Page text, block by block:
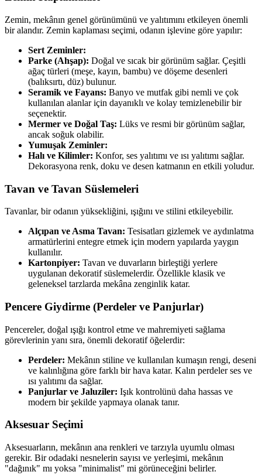
Zemin, mekânın genel görünümünü ve yalıtımını etkileyen önemli
bir alandır. Zemin kaplaması seçimi, odanın işlevine göre yapılır:
Sert Zeminler:
Parke (Ahşap): Doğal ve sıcak bir görünüm sağlar. Çeşitli
ağaç türleri (meşe, kayın, bambu) ve döşeme desenleri
(balıksırtı, düz) bulunur.
Seramik ve Fayans: Banyo ve mutfak gibi nemli ve çok
kullanılan alanlar için dayanıklı ve kolay temizlenebilir bir
seçenektir.
Mermer ve Doğal Taş: Lüks ve resmi bir görünüm sağlar,
ancak soğuk olabilir.
Yumuşak Zeminler:
Halı ve Kilimler: Konfor, ses yalıtımı ve ısı yalıtımı sağlar.
Dekorasyona renk, doku ve desen katmanın en etkili yoludur.
Tavan ve Tavan Süslemeleri
Tavanlar, bir odanın yüksekliğini, ışığını ve stilini etkileyebilir.
Alçıpan ve Asma Tavan: Tesisatları gizlemek ve aydınlatma
armatürlerini entegre etmek için modern yapılarda yaygın
kullanılır.
Kartonpiyer: Tavan ve duvarların birleştiği yerlere
uygulanan dekoratif süslemelerdir. Özellikle klasik ve
geleneksel tarzlarda mekâna zenginlik katar.
Pencere Giydirme (Perdeler ve Panjurlar)
Pencereler, doğal ışığı kontrol etme ve mahremiyeti sağlama
görevlerinin yanı sıra, önemli dekoratif öğelerdir:
Perdeler: Mekânın stiline ve kullanılan kumaşın rengi, deseni
ve kalınlığına göre farklı bir hava katar. Kalın perdeler ses ve
ısı yalıtımı da sağlar.
Panjurlar ve Jaluziler: Işık kontrolünü daha hassas ve
modern bir şekilde yapmaya olanak tanır.
Aksesuar Seçimi
Aksesuarların, mekânın ana renkleri ve tarzıyla uyumlu olması
gerekir. Bir odadaki nesnelerin sayısı ve yerleşimi, mekânın
"dağınık" mı yoksa "minimalist" mi görüneceğini belirler.